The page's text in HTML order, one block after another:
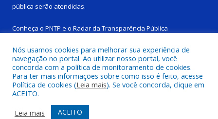
pública serão atendidas.
Conheça o PNTP e o Radar da Transparência Pública
Todos os direitos reservados a Câmara Municipal de Ponta de
Pedras.
Mapa do Site
Acessar Área Administrativa
Nós usamos cookies para melhorar sua experiência de
navegação no portal. Ao utilizar nosso portal, você
concorda com a política de monitoramento de cookies.
Para ter mais informações sobre como isso é feito, acesse
Política de cookies (Leia mais). Se você concorda, clique em
ACEITO.
Leia mais
ACEITO